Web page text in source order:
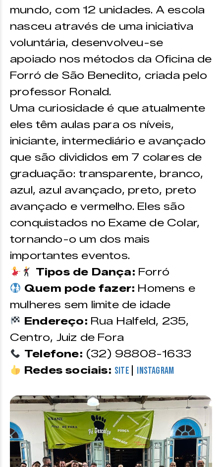
mundo, com 12 unidades. A escola
nasceu através de uma iniciativa
voluntária, desenvolveu-se
apoiado nos métodos da Oficina de
Forró de São Benedito, criada pelo
professor Ronald.
Uma curiosidade é que atualmente
eles têm aulas para os níveis,
iniciante, intermediário e avançado
que são divididos em 7 colares de
graduação: transparente, branco,
azul, azul avançado, preto, preto
avançado e vermelho. Eles são
conquistados no Exame de Colar,
tornando-o um dos mais
importantes eventos.
Tipos de Dança: Forró
Quem pode fazer: Homens e
mulheres sem limite de idade
Endereço: Rua Halfeld, 235,
Centro, Juiz de Fora
Telefone: (32) 98808-1633
Redes sociais: Site Instagram